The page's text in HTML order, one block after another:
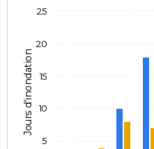
Jours d'inondation
5
10
15
20
25